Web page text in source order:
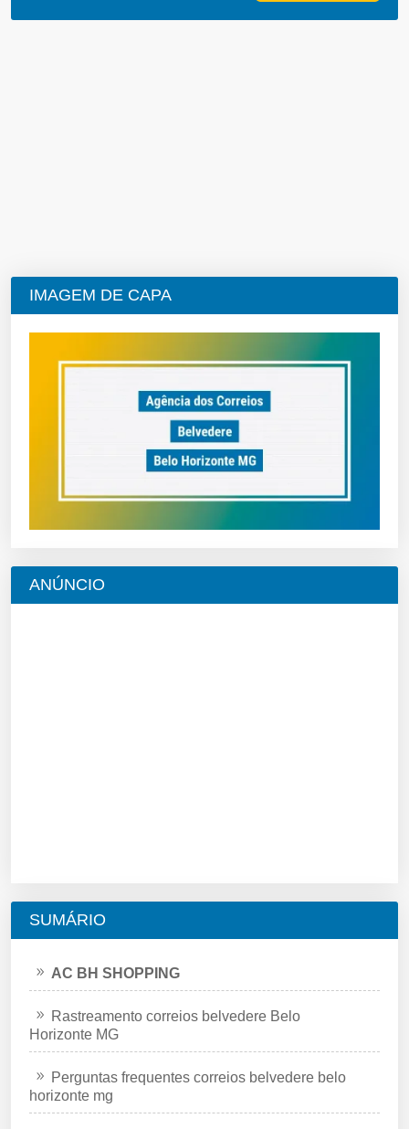
IMAGEM DE CAPA
ANÚNCIO
SUMÁRIO
AC BH SHOPPING
Rastreamento correios belvedere Belo
Horizonte MG
Perguntas frequentes correios belvedere belo
horizonte mg